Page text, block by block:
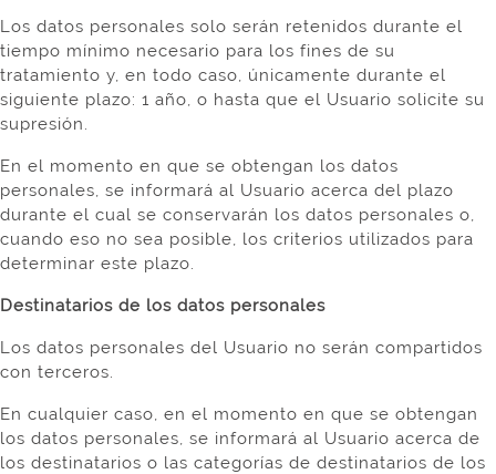
Los datos personales solo serán retenidos durante el
tiempo mínimo necesario para los fines de su
tratamiento y, en todo caso, únicamente durante el
siguiente plazo: 1 año, o hasta que el Usuario solicite su
supresión.
En el momento en que se obtengan los datos
personales, se informará al Usuario acerca del plazo
durante el cual se conservarán los datos personales o,
cuando eso no sea posible, los criterios utilizados para
determinar este plazo.
Destinatarios de los datos personales
Los datos personales del Usuario no serán compartidos
con terceros.
En cualquier caso, en el momento en que se obtengan
los datos personales, se informará al Usuario acerca de
los destinatarios o las categorías de destinatarios de los